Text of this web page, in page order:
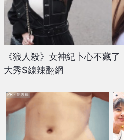
《狼人殺》女神紀卜心不藏了
大秀S線辣翻網
PR・新素簡